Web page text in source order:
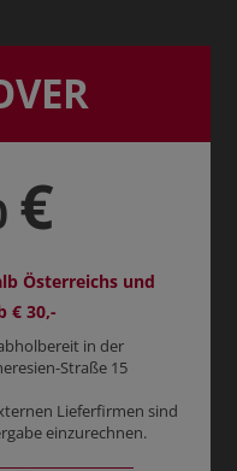
€
Österreichs und
€ 30,-
in der
Straße 15
Lieferfirmen sind
einzurechnen.